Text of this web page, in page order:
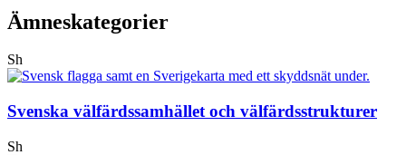
Ämneskategorier
Sh
Svenska välfärdssamhället och välfärdsstrukturer
Sh